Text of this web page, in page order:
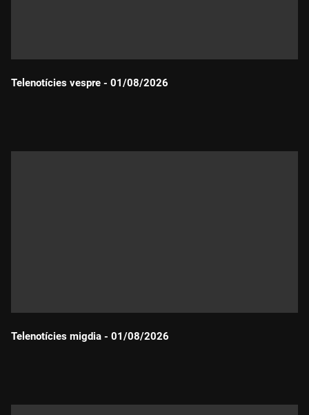
Telenotícies vespre - 01/08/2026
Telenotícies migdia - 01/08/2026